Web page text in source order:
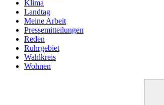
Klima
Landtag
Meine Arbeit
Pressemitteilungen
Reden
Ruhrgebiet
Wahlkreis
Wohnen